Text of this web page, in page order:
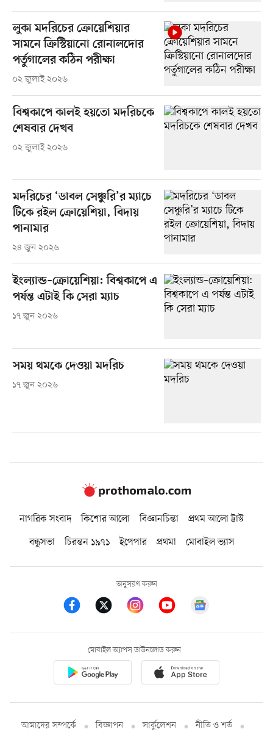
লুকা মদরিচের ক্রোয়েশিয়ার
সামনে ক্রিস্টিয়ানো রোনালদোর
পর্তুগালের কঠিন পরীক্ষা
০২ জুলাই ২০২৬
বিশ্বকাপে কালই হয়তো মদরিচকে
শেষবার দেখব
০২ জুলাই ২০২৬
মদরিচের ‘ডাবল সেঞ্চুরি’র ম্যাচে
টিকে রইল ক্রোয়েশিয়া, বিদায়
পানামার
২৪ জুন ২০২৬
ইংল্যান্ড–ক্রোয়েশিয়া: বিশ্বকাপে এ
পর্যন্ত এটাই কি সেরা ম্যাচ
১৭ জুন ২০২৬
সময় থমকে দেওয়া মদরিচ
১৭ জুন ২০২৬
নাগরিক সংবাদ কিশোর আলো বিজ্ঞানচিন্তা
প্রথম আলো ট্রাস্ট
বন্ধুসভা
চিরন্তন ১৯৭১ ইপেপার প্রথমা মোবাইল ভ্যাস
অনুসরণ করুন
মোবাইল অ্যাপস ডাউনলোড করুন
আমাদের সম্পর্কে বিজ্ঞাপন সার্কুলেশন নীতি ও শর্ত